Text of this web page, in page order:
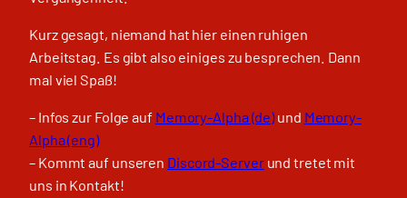
Kurz gesagt, niemand hat hier einen ruhigen
Arbeitstag. Es gibt also einiges zu besprechen. Dann
mal viel Spaß!
– Infos zur Folge auf Memory-Alpha (de)und Memory-
Alpha (eng)
– Kommt auf unseren Discord-Serverund tretet mit
uns in Kontakt!